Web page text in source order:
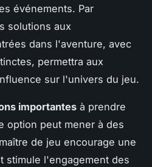
événements. Par
solutions aux
dans l'aventure, avec
permettra aux
sur l'univers du jeu.
importantes à prendre
option peut mener à des
de jeu encourage une
stimule l'engagement des